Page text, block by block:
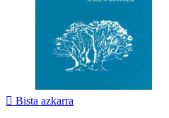
 Bista azkarra